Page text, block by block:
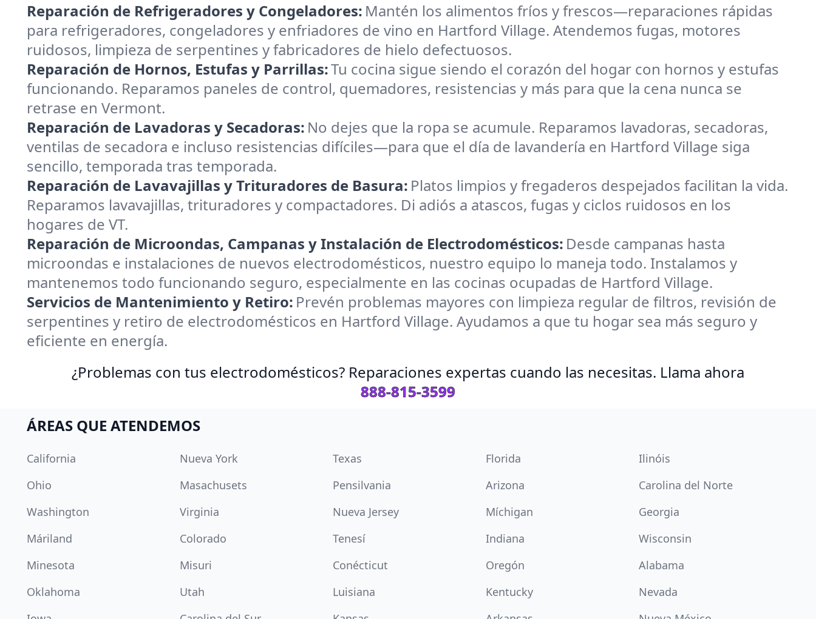
Reparación de Refrigeradores y Congeladores: Mantén los alimentos fríos y frescos—reparaciones rápidas
para refrigeradores, congeladores y enfriadores de vino en Hartford Village. Atendemos fugas, motores
ruidosos, limpieza de serpentines y fabricadores de hielo defectuosos.
Reparación de Hornos, Estufas y Parrillas:Tu cocina sigue siendo el corazón del hogar con hornos y estufas
funcionando. Reparamos paneles de control, quemadores, resistencias y más para que la cena nunca se
retrase en Vermont.
Reparación de Lavadoras y Secadoras: No dejes que la ropa se acumule. Reparamos lavadoras, secadoras,
ventilas de secadora e incluso resistencias difíciles—para que el día de lavandería en Hartford Village siga
sencillo, temporada tras temporada.
Reparación de Lavavajillas y Trituradores de Basura: Platos limpios y fregaderos despejados facilitan la vida.
Reparamos lavavajillas, trituradores y compactadores. Di adiós a atascos, fugas y ciclos ruidosos en los
hogares de VT.
Reparación de Microondas, Campanas y Instalación de Electrodomésticos: Desde campanas hasta
microondas e instalaciones de nuevos electrodomésticos, nuestro equipo lo maneja todo. Instalamos y
mantenemos todo funcionando seguro, especialmente en las cocinas ocupadas de Hartford Village.
Servicios de Mantenimiento y Retiro: Prevén problemas mayores con limpieza regular de filtros, revisión de
serpentines y retiro de electrodomésticos en Hartford Village. Ayudamos a que tu hogar sea más seguro y
eficiente en energía.
¿Problemas con tus electrodomésticos? Reparaciones expertas cuando las necesitas. Llama ahora
888-815-3599
ÁREAS QUE ATENDEMOS
California Nueva York Texas Florida
Ilinóis
Ohio
Masachusets Pensilvania Arizona
Carolina del Norte
Washington
Virginia Nueva Jersey Míchigan
Georgia
Máriland
Colorado Tenesí Indiana
Wisconsin
Minesota
Misuri Conécticut Oregón
Alabama
Oklahoma
Utah Luisiana Kentucky
Nevada